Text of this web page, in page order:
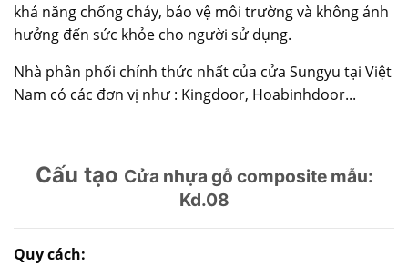
khả năng chống cháy, bảo vệ môi trường và không ảnh
hưởng đến sức khỏe cho người sử dụng.
Nhà phân phối chính thức nhất của cửa Sungyu tại Việt
Nam có các đơn vị như : Kingdoor, Hoabinhdoor...
Cấu tạo Cửa nhựa gỗ composite mẫu:
Kd.08
Quy cách: